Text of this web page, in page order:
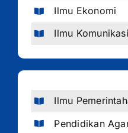
Ilmu Ekonomi
Ilmu Komunikasi
Ilmu
Pendidikan